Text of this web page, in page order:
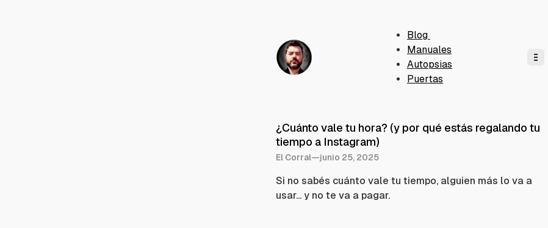
Blog
Manuales
Autopsias
Puertas
¿Cuánto vale tu hora? (y por qué estás regalando tu
tiempo a Instagram)
El Corral—junio 25, 2025
Si no sabés cuánto vale tu tiempo, alguien más lo va a
usar... y no te va a pagar.